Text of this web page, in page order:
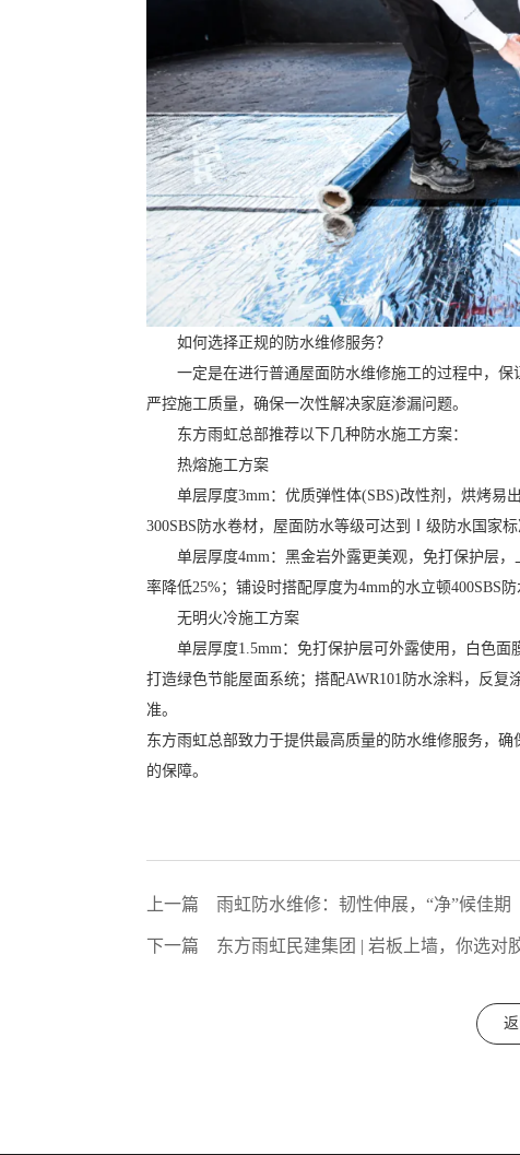
如何选择正规的防水维修服务？
一定是在进行普通屋面防水维修施工的过程中，
严控施工质量，确保一次性解决家庭渗漏问题。
东方雨虹总部推荐以下几种防水施工方案：
热熔施工方案
单层厚度3mm：优质弹性体(SBS)改性剂，烘烤易
300SBS防水卷材，屋面防水等级可达到Ⅰ级防水国家标
单层厚度4mm：黑金岩外露更美观，免打保护层
率降低25%；铺设时搭配厚度为4mm的水立顿400SBS
无明火冷施工方案
单层厚度1.5mm：免打保护层可外露使用，白色
打造绿色节能屋面系统；搭配AWR101防水涂料，反
准。
东方雨虹总部致力于提供最高质量的防水维修服务，
的保障。
上一篇 雨虹防水维修：韧性伸展，“净”候佳期
下一篇 东方雨虹民建集团 | 岩板上墙，你选对